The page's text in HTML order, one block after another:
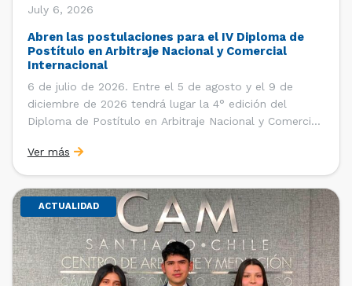
July 6, 2026
Abren las postulaciones para el IV Diploma de
Postítulo en Arbitraje Nacional y Comercial
Internacional
6 de julio de 2026. Entre el 5 de agosto y el 9 de
diciembre de 2026 tendrá lugar la 4° edición del
Diploma de Postítulo en Arbitraje Nacional y Comercial
Derecho Internacional de la Facultad de Derecho de la
Universidad de Chile y […]
Ver más
ACTUALIDAD